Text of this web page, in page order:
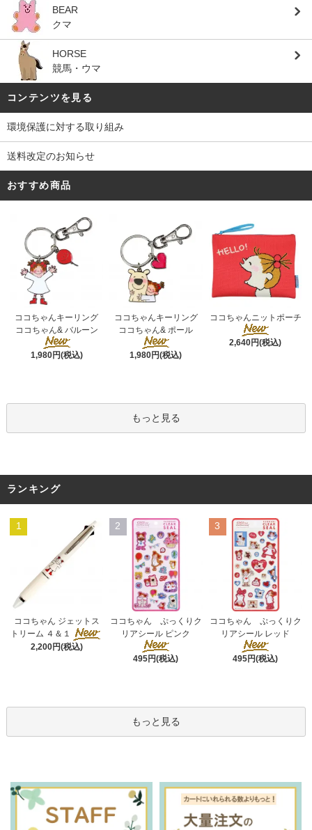
BEAR
クマ
HORSE
競馬・ウマ
コンテンツを見る
環境保護に対する取り組み
送料改定のお知らせ
おすすめ商品
ココちゃんキーリング
ココちゃん& バルーン
1,980円(税込)
ココちゃんキーリング
ココちゃん& ポール
1,980円(税込)
ココちゃんニットポーチ
2,640円(税込)
もっと見る
ランキング
1
ココちゃん ジェットス
トリーム ４＆１
2,200円(税込)
2
ココちゃん ぷっくりク
リアシール ピンク
495円(税込)
3
ココちゃん ぷっくりク
リアシール レッド
495円(税込)
もっと見る